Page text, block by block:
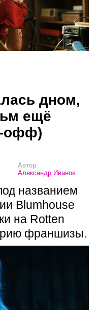
дном,
ещё
офф)
Автор:
Александр Иванов
названием
Blumhouse
на Rotten
франшизы.